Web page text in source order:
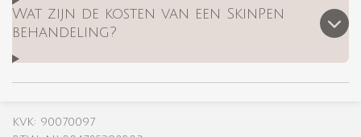
Wat zijn de kosten van een SkinPen
behandeling?
KVK: 90070097